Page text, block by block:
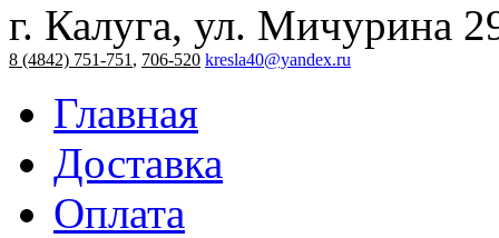
г. Калуга, ул. Мичурина
8 (4842) 751-751 , 706-520 kresla40@yandex.ru
Главная
Доставка
Оплата